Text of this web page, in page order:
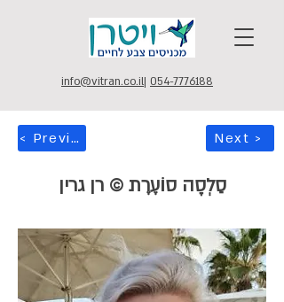
info@vitran.co.il| 054-7776188
< Previous Next >
סַלְסָה סוֹעֶרֶת © רן גרין